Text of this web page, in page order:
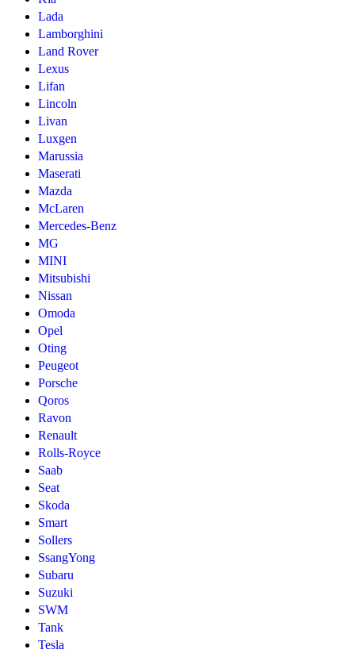
Lada
Lamborghini
Land Rover
Lexus
Lifan
Lincoln
Livan
Luxgen
Marussia
Maserati
Mazda
McLaren
Mercedes-Benz
MG
MINI
Mitsubishi
Nissan
Omoda
Opel
Oting
Peugeot
Porsche
Qoros
Ravon
Renault
Rolls-Royce
Saab
Seat
Skoda
Smart
Sollers
SsangYong
Subaru
Suzuki
SWM
Tank
Tesla